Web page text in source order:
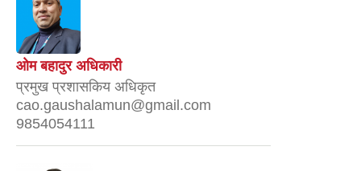
ओम बहादुर अधिकारी
प्रमुख प्रशासकिय अधिकृत
cao.gaushalamun@gmail.com
9854054111